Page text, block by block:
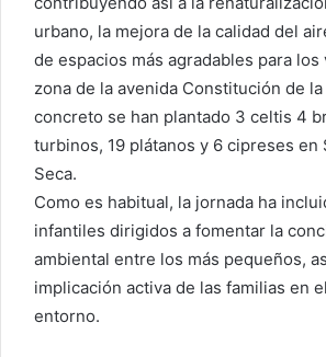
urbano, la mejora de la calidad del
de espacios más agradables para los
zona de la avenida Constitución de la
concreto se han plantado 3 celtis 4
turbinos, 19 plátanos y 6 cipreses en
Seca.
Como es habitual, la jornada ha
infantiles dirigidos a fomentar la
ambiental entre los más pequeños,
implicación activa de las familias en
entorno.